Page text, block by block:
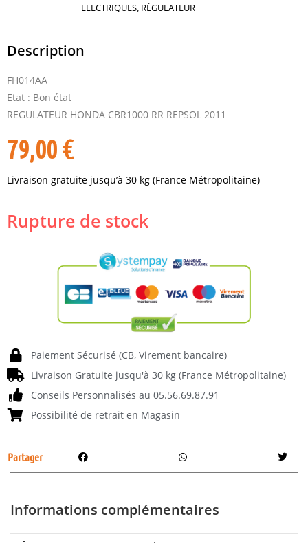
ELECTRIQUES, RÉGULATEUR
Description
FH014AA
Etat : Bon état
REGULATEUR HONDA CBR1000 RR REPSOL 2011
79,00€
Livraison gratuite jusqu’à 30 kg (France Métropolitaine)
Rupture de stock
Paiement Sécurisé (CB, Virement bancaire)
Livraison Gratuite jusqu'à 30 kg (France Métropolitaine)
Conseils Personnalisés au 05.56.69.87.91
Possibilité de retrait en Magasin
Partager
Informations complémentaires